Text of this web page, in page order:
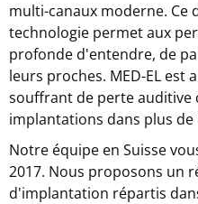
multi-canaux moderne. Ce
technologie permet aux
profonde d'entendre, de
leurs proches. MED-EL est
souffrant de perte auditive
implantations dans plus de
Notre équipe en Suisse
2017. Nous proposons un
d'implantation répartis